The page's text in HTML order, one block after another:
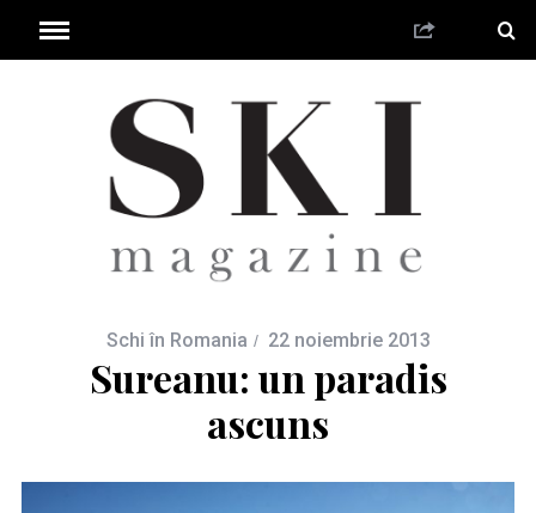
Schi în Romania 22 noiembrie 2013
Sureanu: un paradis
ascuns